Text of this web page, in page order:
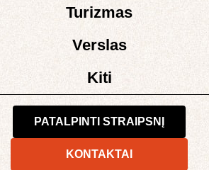
Turizmas
Verslas
Kiti
PATALPINTI STRAIPSNĮ
KONTAKTAI